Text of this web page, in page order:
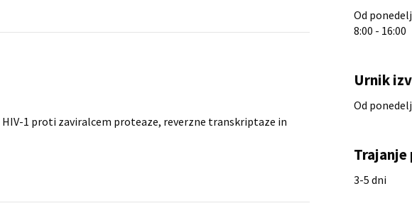
1 proti zaviralcem proteaze, reverzne transkriptaze in
Od
8:00 - 16:00
Urnik
Od
Trajanje
3-5 dni